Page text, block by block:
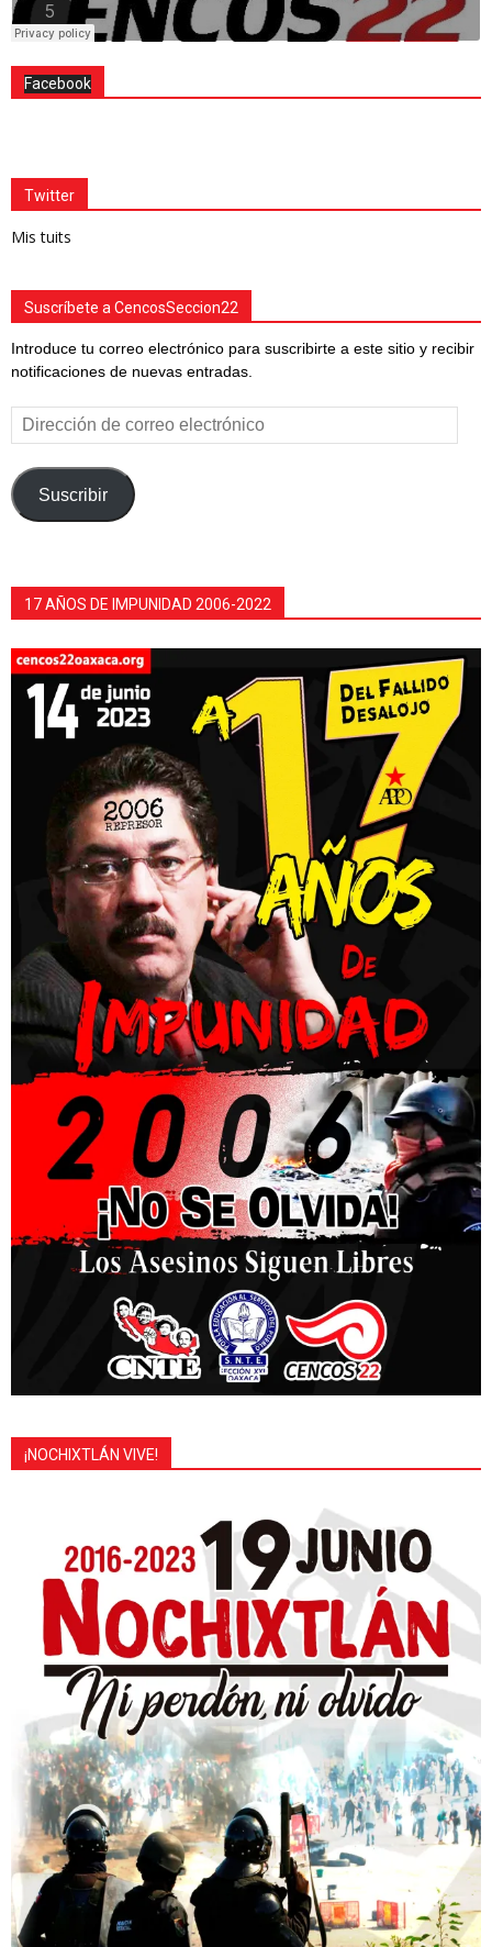
Facebook
Twitter
Mis tuits
Suscríbete a CencosSeccion22
Introduce tu correo electrónico para suscribirte a este sitio y recibir
notificaciones de nuevas entradas.
Dirección
de
correo
electrónico
Suscribir
17 AÑOS DE IMPUNIDAD 2006-2022
¡NOCHIXTLÁN VIVE!